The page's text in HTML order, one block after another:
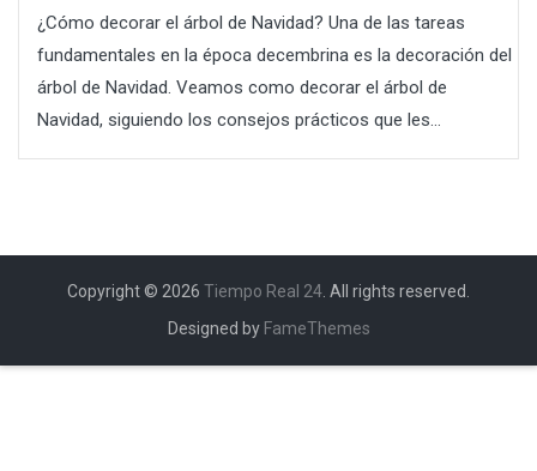
¿Cómo decorar el árbol de Navidad? Una de las tareas
fundamentales en la época decembrina es la decoración del
árbol de Navidad. Veamos como decorar el árbol de
Navidad, siguiendo los consejos prácticos que les...
Copyright © 2026 Tiempo Real 24. All rights reserved.
Designed by FameThemes